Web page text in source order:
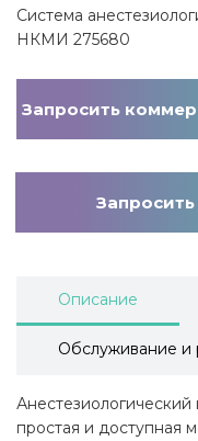
Система
НКМИ 275680
Запросить
Описание
Обслуживание и
простая и доступная